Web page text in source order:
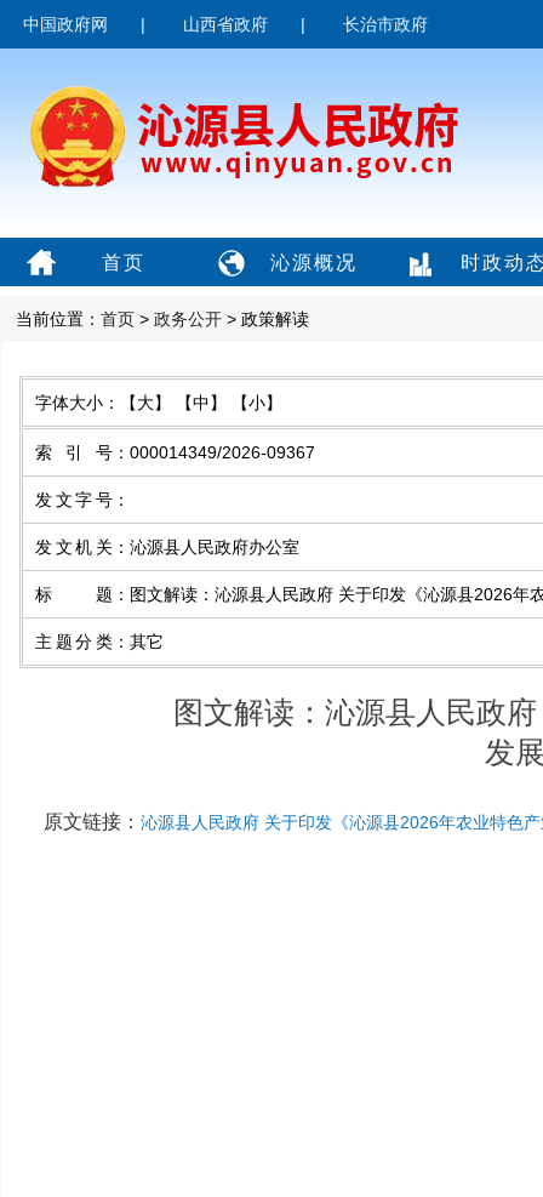
中国政府网 | 山西省政府 | 长治市政府
首页 沁源概况 时政动
当前位置： 首页 > 政务公开 > 政策解读
字体大小： 【大】 【中】 【小】
索引号 ： 000014349/2026-09367
发文字号 ：
发文机关 ： 沁源县人民政府办公室
标题 ： 图文解读：沁源县人民政府 关于印发《沁源县2026年
主题分类 ： 其它
图文解读：沁源县人民政
发
原文链接： 沁源县人民政府 关于印发《沁源县2026年农业特色